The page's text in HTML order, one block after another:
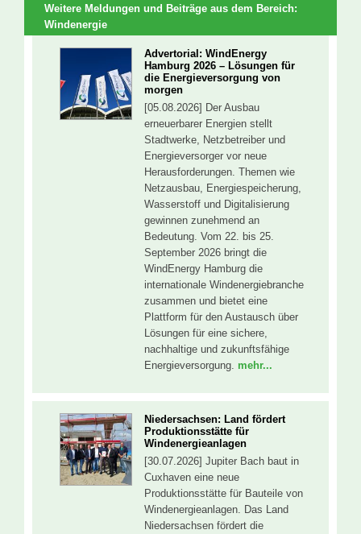
Weitere Meldungen und Beiträge aus dem Bereich:
Windenergie
Advertorial: WindEnergy
Hamburg 2026 – Lösungen für
die Energieversorgung von
morgen
[05.08.2026] Der Ausbau
erneuerbarer Energien stellt
Stadtwerke, Netzbetreiber und
Energieversorger vor neue
Herausforderungen. Themen wie
Netzausbau, Energiespeicherung,
Wasserstoff und Digitalisierung
gewinnen zunehmend an
Bedeutung. Vom 22. bis 25.
September 2026 bringt die
WindEnergy Hamburg die
internationale Windenergiebranche
zusammen und bietet eine
Plattform für den Austausch über
Lösungen für eine sichere,
nachhaltige und zukunftsfähige
Energieversorgung. mehr...
Niedersachsen: Land fördert
Produktionsstätte für
Windenergieanlagen
[30.07.2026] Jupiter Bach baut in
Cuxhaven eine neue
Produktionsstätte für Bauteile von
Windenergieanlagen. Das Land
Niedersachsen fördert die